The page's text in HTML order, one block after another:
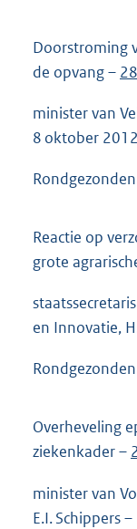
Doorstroming
de opvang –
minister van
8 oktober 2012
Reactie op
grote
en Innovatie,
Overheveling
ziekenkader –
minister van
E.I. Schippers